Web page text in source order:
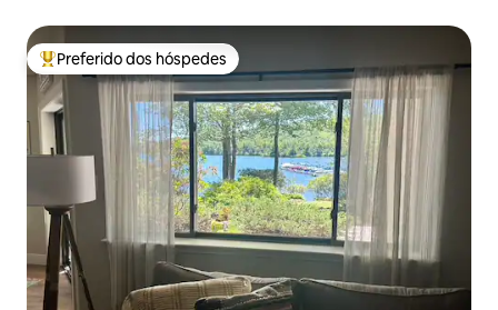
Entre os melhores preferidos dos hóspedes
Preferido dos hóspedes